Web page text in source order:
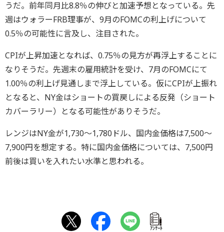
うだ。前年同月比8.8％の伸びと加速予想となっている。先
週はウォラーFRB理事が、9月のFOMCの利上げについて
0.5％の可能性に言及し、注目された。
CPIが上昇加速となれば、0.75％の見方が再浮上することに
なりそうだ。先週末の雇用統計を受け、7月のFOMCにて
1.00％の利上げ見通しまで浮上している。仮にCPIが上振れ
となると、NY金はショートの買戻しによる反発（ショート
カバーラリー）となる可能性がありそうだ。
レンジはNY金が1,730～1,780ドル、国内金価格は7,500～
7,900円を想定する。特に国内金価格については、7,500円
前後は買いを入れたい水準と思われる。
ｱﾝｹｰﾄ